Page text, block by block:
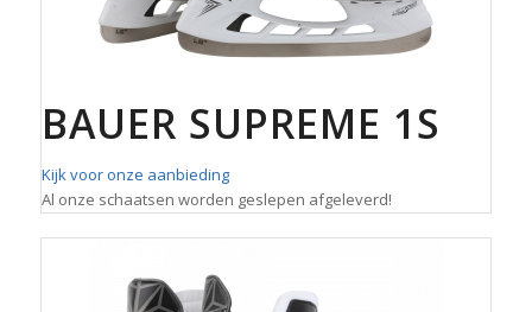
BAUER SUPREME 1S
Kijk voor onze aanbieding
Al onze schaatsen worden geslepen afgeleverd!